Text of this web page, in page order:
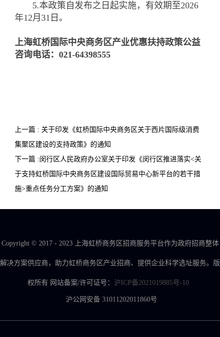
5.本政策自发布之日起实施，有效期至2026
年12月31日。
上海虹桥国际中央商务区产业优惠扶持政策公益
咨询电话：021-64398555
上一篇 : 关于印发《虹桥国际中央商务区关于西片国际级消费
集聚区建设的支持政策》的通知
下一篇 :闵行区人民政府办公室关于印发《闵行区推进落实<关
于支持虹桥国际中央商务区建设国际贸易中心新平台的若干措
施>重点任务分工方案》的通知
Copyright © 2017 - 2023 上海虹桥商务区招商服务平台作为政府招商整体
解决方案供应商，助力虹桥商务区产业招商、提供企业科学选址服务。版
权所有 网站备案/许可证号： 沪ICP备2021019885号-10
沪公网安备 31011202011860号